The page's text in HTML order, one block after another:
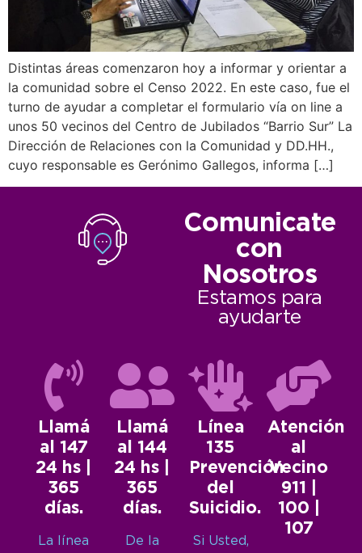
Distintas áreas comenzaron hoy a informar y orientar a
la comunidad sobre el Censo 2022. En este caso, fue el
turno de ayudar a completar el formulario vía on line a
unos 50 vecinos del Centro de Jubilados “Barrio Sur” La
Dirección de Relaciones con la Comunidad y DD.HH.,
cuyo responsable es Gerónimo Gallegos, informa […]
Comunicate
con
Nosotros
Estamos para
ayudarte
Llamá
al 147
24 hs |
365
días.
La línea
Llamá
al 144
24 hs |
365
días.
De la
Línea
135
Prevención
del
Suicidio.
Si Usted,
Atención
al
Vecino
911 |
100 |
107